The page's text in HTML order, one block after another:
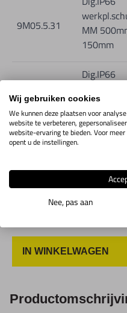
9M05.5.31
MM
150mm
9M05.5.34
Dig.IP66
MM 600mm
150mm
9M05.5.38
MM
150mm
IN WINKELWAGEN
Wij gebruiken cookies
We kunnen deze plaatsen voor
website te verbeteren,
website-ervaring te bieden. Voor
opent u de instellingen.
Nee, pas aan